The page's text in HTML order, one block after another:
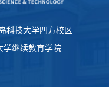
科技大学四方校区
学继续教育学院